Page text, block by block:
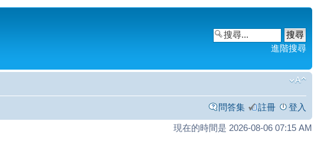
進階搜尋
問答集 註冊 登入
現在的時間是 2026-08-06 07:15 AM